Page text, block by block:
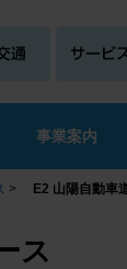
事業案内
> E2 山陽自動車
ス